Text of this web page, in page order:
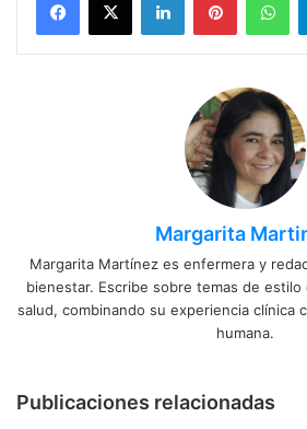
Margarita
Margarita Martínez es enfermera y
bienestar. Escribe sobre temas de estilo
salud, combinando su experiencia clínica
humana.
Publicaciones relacionadas